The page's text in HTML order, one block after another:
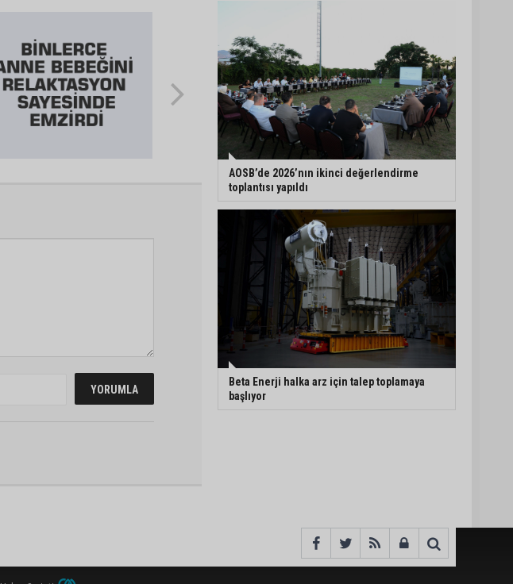
AOSB’de 2026’nın ikinci değerlendirme
toplantısı yapıldı
Beta Enerji halka arz için talep toplamaya
başlıyor